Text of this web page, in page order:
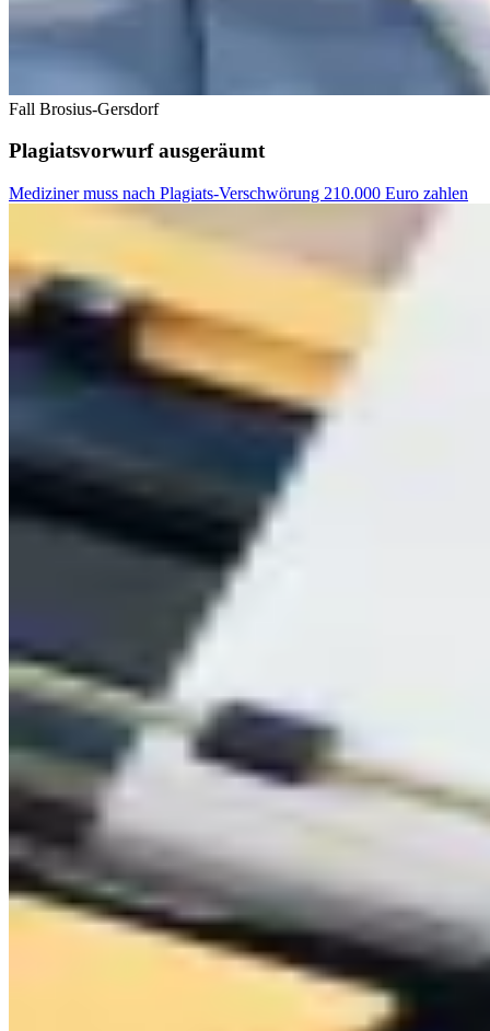
Fall Brosius-Gersdorf
Plagiatsvorwurf ausgeräumt
Mediziner muss nach Plagiats-Verschwörung 210.000 Euro zahlen